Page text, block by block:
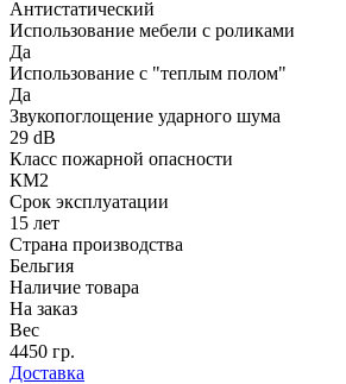
Антистатический
Использование мебели с роликами
Да
Использование с "теплым полом"
Да
Звукопоглощение ударного шума
29 dB
Класс пожарной опасности
КМ2
Срок эксплуатации
15 лет
Страна производства
Бельгия
Наличие товара
На заказ
Вес
4450 гр.
Доставка